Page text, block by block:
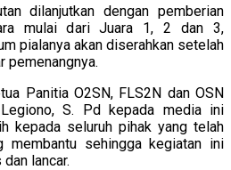
dilanjutkan dengan pemberian
mulai dari Juara 1, 2 dan 3,
pialanya akan diserahkan setelah
pemenangnya.
Panitia O2SN, FLS2N dan OSN
S. Pd kepada media ini
kepada seluruh pihak yang telah
membantu sehingga kegiatan ini
lancar.